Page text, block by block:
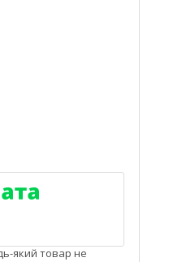
який товар не